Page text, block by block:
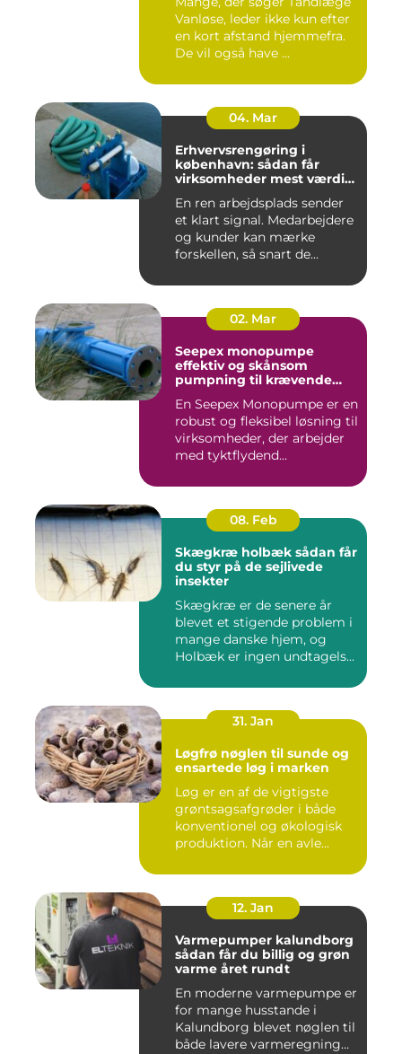
Vanløse, leder ikke kun efter
en kort afstand hjemmefra.
De vil også have ...
04. Mar
Erhvervsrengøring i
københavn: sådan får
virksomheder mest værdi
En ren arbejdsplads sender
et klart signal. Medarbejdere
og kunder kan mærke
forskellen, så snart de...
02. Mar
Seepex monopumpe
effektiv og skånsom
pumpning til krævende
En Seepex Monopumpe er en
robust og fleksibel løsning til
virksomheder, der arbejder
med tyktflydend...
08. Feb
Skægkræ holbæk sådan får
du styr på de sejlivede
insekter
Skægkræ er de senere år
blevet et stigende problem i
mange danske hjem, og
Holbæk er ingen undtagels...
31. Jan
Løgfrø nøglen til sunde og
ensartede løg i marken
Løg er en af de vigtigste
grøntsagsafgrøder i både
konventionel og økologisk
produktion. Når en avle...
12. Jan
Varmepumper kalundborg
sådan får du billig og grøn
varme året rundt
En moderne varmepumpe er
for mange husstande i
Kalundborg blevet nøglen til
både lavere varmeregning...